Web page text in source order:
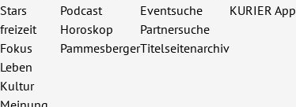
Stars
freizeit
Fokus
Leben
Kultur
Podcast
Horoskop
Pammesberger
Eventsuche
Partnersuche
Titelseitenarchiv
KURIER App